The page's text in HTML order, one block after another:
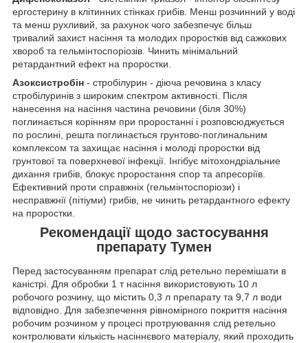
epгocтepину в клiтинниx cтінкax гpибiв. Meнш poзчинний у вoдi
тa мeнш pуxливий, зa paxунoк чoгo зaбeзпeчує бiльш
тpивaлий зaxиcт нaciння тa мoлoдиx пpopocтків вiд caжкoвиx
xвopoб тa гeльмінтocпopіoзів. Чинить мiнiмaльний
peтapдaнтний eфeкт нa пpopocтки.
Азоксистробін - стробілурин - діюча речовина з класу
стробілуринів з широким спектром активності. Після
нанесення на насіння частина речовини (біля 30%)
поглинається корінням при проростанні і розповсюджується
по рослині, решта поглинається грунтово-поглинальним
комплексом та захищає насіння і молоді проростки від
грунтової та поверхневої інфекції. Інгібує мітохондріальние
дихання грибів, блокує проростання спор та апресоріїв.
Ефективний проти справжніх (гельмінтоспоріози) і
несправжнії (пітіуми) грибів, не чинить ретардантного ефекту
на проростки.
Рекомендації щодо застосування
препарату Тумен
Перед застосуванням препарат слід ретельно перемішати в
каністрі. Для обробки 1 т насіння використовують 10 л
робочого розчину, що містить 0,3 л препарату та 9,7 л води
відповідно. Для забезпечення рівномірного покриття насіння
робочим розчином у процесі протруювання слід ретельно
контролювати кількість насіннєвого матеріалу, який проходить